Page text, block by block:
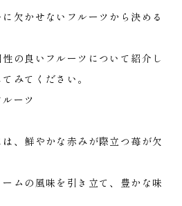
欠かせないフルーツから決める
の良いフルーツについて紹介し
みてください。
ーツ
、鮮やかな赤みが際立つ苺が欠
ムの風味を引き立て、豊かな味